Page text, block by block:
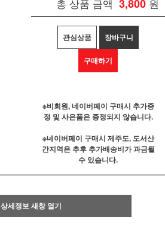
총 상품 금액 3,800 원
관심상품 장바구니
구매하기
※비회원, 네이버페이 구매시 추가증
정 및 사은품은 증정되지 않습니다.
※네이버페이 구매시 제주도, 도서산
간지역은 추후 추가배송비가 과금될
수 있습니다.
상세정보 새창 열기